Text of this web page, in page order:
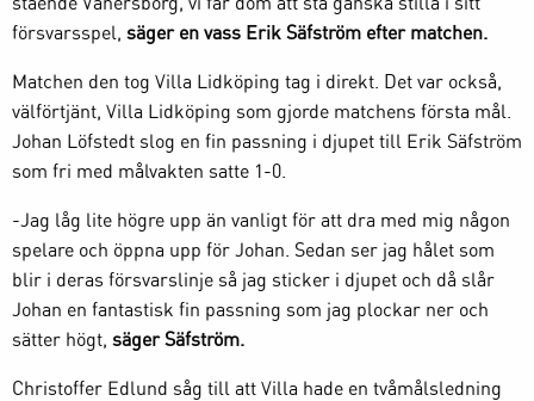
försvarsspel, säger en vass Erik Säfström efter matchen.
Matchen den tog Villa Lidköping tag i direkt. Det var också,
välförtjänt, Villa Lidköping som gjorde matchens första mål.
Johan Löfstedt slog en fin passning i djupet till Erik Säfström
som fri med målvakten satte 1-0.
-Jag låg lite högre upp än vanligt för att dra med mig någon
spelare och öppna upp för Johan. Sedan ser jag hålet som
blir i deras försvarslinje så jag sticker i djupet och då slår
Johan en fantastisk fin passning som jag plockar ner och
sätter högt, säger Säfström.
Christoffer Edlund såg till att Villa hade en tvåmålsledning